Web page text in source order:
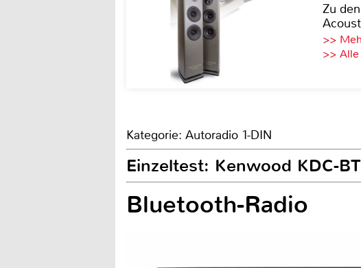
Zu
>>
>> Alle
Kategorie: Autoradio 1-DIN
Einzeltest: Kenwood KDC-
Bluetooth-Radio